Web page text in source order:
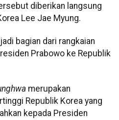
diberikan langsung
Lee Jae Myung.
bagian dari rangkaian
Prabowo ke Republik
merupakan
Republik Korea yang
kepada Presiden